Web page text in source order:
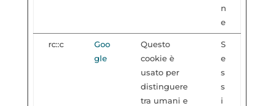
n
e
rc::c
Goo
gle
Questo
cookie è
usato per
distinguere
tra umani e
S
e
s
s
i